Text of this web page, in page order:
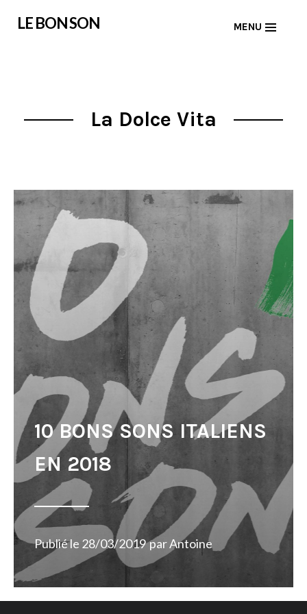
LE BON SON MENU
La Dolce Vita
10 BONS SONS ITALIENS
EN 2018
Publié le 28/03/2019 parAntoine